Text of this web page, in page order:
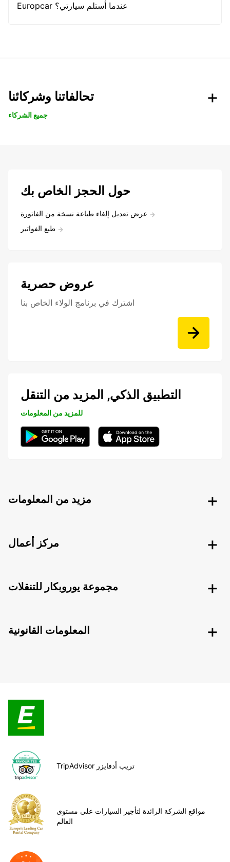
Europcar عندما أستلم سيارتي؟
تحالفاتنا وشركائنا
جميع الشركاء
حول الحجز الخاص بك
عرض تعديل إلغاء طباعة نسخة من الفاتورة
طبع الفواتير
عروض حصرية
اشترك في برنامج الولاء الخاص بنا
التطبيق الذكي, المزيد من التنقل
للمزيد من المعلومات
مزيد من المعلومات
مركز أعمال
مجموعة يوروبكار للتنقلات
المعلومات القانونية
TripAdvisor تريب أدفايزر
مواقع الشركة الرائدة لتأجير السيارات على مستوى
العالم